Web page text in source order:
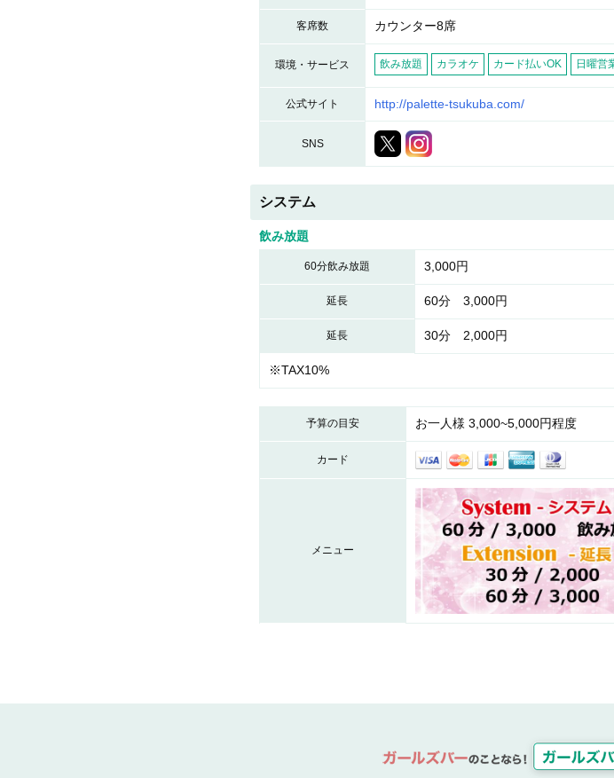
客席数 カウンター8席
環境・サービス 飲み放題 カラオケ カード払いOK 日曜営
公式サイト http://palette-tsukuba.com/
SNS
システム
飲み放題
60分飲み放題 3,000円
延長 60分 3,000円
延長 30分 2,000円
※TAX10%
予算の目安 お一人様 3,000~5,000円程度
カード
メニュー